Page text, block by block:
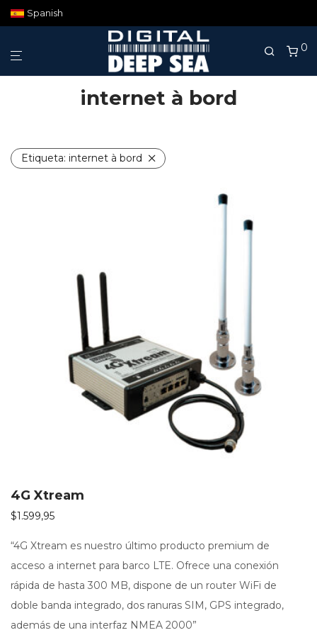
Spanish
0
internet à bord
Etiqueta: internet à bord
4G Xtream
$1.599,95
“4G Xtream es nuestro último producto premium de
acceso a internet para barco LTE. Ofrece una conexión
rápida de hasta 300 MB, dispone de un router WiFi de
doble banda integrado, dos ranuras SIM, GPS integrado,
además de una interfaz NMEA 2000”